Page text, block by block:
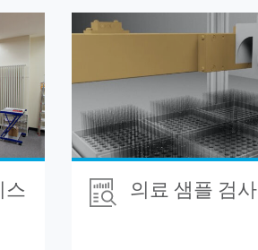
스
의료 샘플 검사